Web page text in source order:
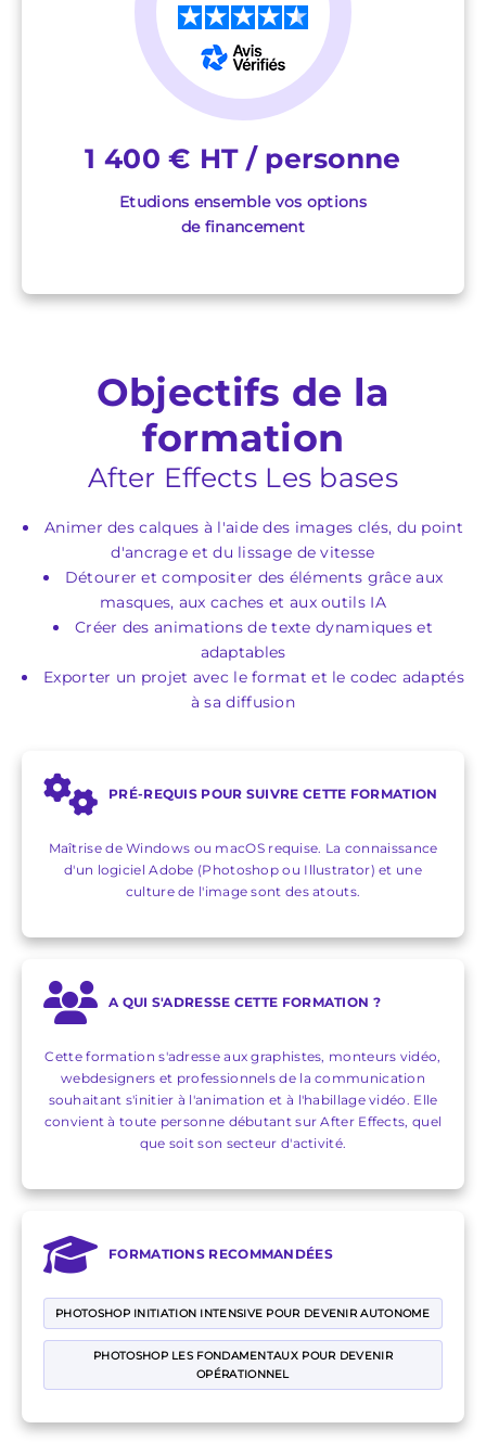
★★★★★
1 400 € HT / personne
Etudions ensemble vos options
de financement
Objectifs de la
formation
After Effects Les bases
Animer des calques à l'aide des images clés, du point
d'ancrage et du lissage de vitesse
Détourer et compositer des éléments grâce aux
masques, aux caches et aux outils IA
Créer des animations de texte dynamiques et
adaptables
Exporter un projet avec le format et le codec adaptés
à sa diffusion
PRÉ-REQUIS POUR SUIVRE CETTE FORMATION
Maîtrise de Windows ou macOS requise. La connaissance
d'un logiciel Adobe (Photoshop ou Illustrator) et une
culture de l'image sont des atouts.
A QUI S'ADRESSE CETTE FORMATION ?
Cette formation s'adresse aux graphistes, monteurs vidéo,
webdesigners et professionnels de la communication
souhaitant s'initier à l'animation et à l'habillage vidéo. Elle
convient à toute personne débutant sur After Effects, quel
que soit son secteur d'activité.
FORMATIONS RECOMMANDÉES
PHOTOSHOP INITIATION INTENSIVE POUR DEVENIR AUTONOME
PHOTOSHOP LES FONDAMENTAUX POUR DEVENIR
OPÉRATIONNEL